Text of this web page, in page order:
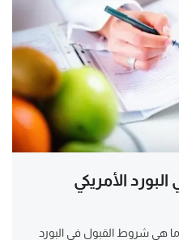
الأمريكي
هي شروط القبول في البورد